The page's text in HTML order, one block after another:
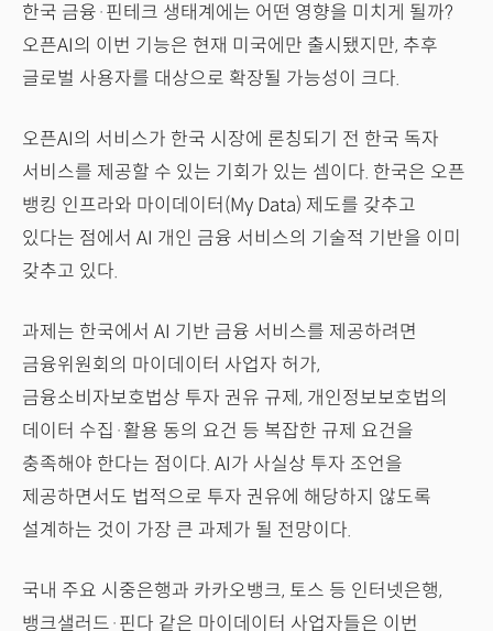
한국 금융·핀테크 생태계에는 어떤 영향을 미치게 될까?
오픈AI의 이번 기능은 현재 미국에만 출시됐지만, 추후
글로벌 사용자를 대상으로 확장될 가능성이 크다.
오픈AI의 서비스가 한국 시장에 론칭되기 전 한국 독자
서비스를 제공할 수 있는 기회가 있는 셈이다. 한국은 오픈
뱅킹 인프라와 마이데이터(My Data) 제도를 갖추고
있다는 점에서 AI 개인 금융 서비스의 기술적 기반을 이미
갖추고 있다.
과제는 한국에서 AI 기반 금융 서비스를 제공하려면
금융위원회의 마이데이터 사업자 허가,
금융소비자보호법상 투자 권유 규제, 개인정보보호법의
데이터 수집·활용 동의 요건 등 복잡한 규제 요건을
충족해야 한다는 점이다. AI가 사실상 투자 조언을
제공하면서도 법적으로 투자 권유에 해당하지 않도록
설계하는 것이 가장 큰 과제가 될 전망이다.
국내 주요 시중은행과 카카오뱅크, 토스 등 인터넷은행,
뱅크샐러드·핀다 같은 마이데이터 사업자들은 이번